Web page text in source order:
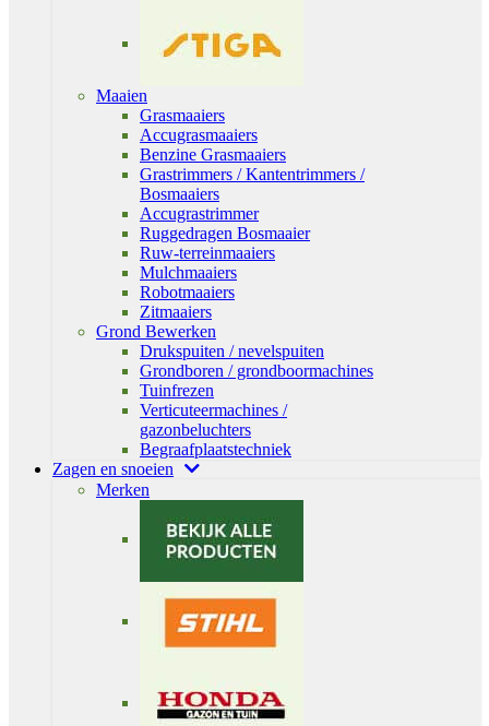
Maaien
Grasmaaiers
Accugrasmaaiers
Benzine Grasmaaiers
Grastrimmers / Kantentrimmers /
Bosmaaiers
Accugrastrimmer
Ruggedragen Bosmaaier
Ruw-terreinmaaiers
Mulchmaaiers
Robotmaaiers
Zitmaaiers
Grond Bewerken
Drukspuiten / nevelspuiten
Grondboren / grondboormachines
Tuinfrezen
Verticuteermachines /
gazonbeluchters
Begraafplaatstechniek
Zagen en snoeien
Merken